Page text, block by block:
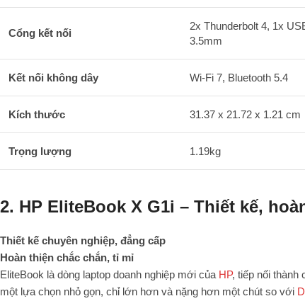
Cổng kết nối
2x Thunderbolt 4, 1x
3.5mm
Kết nối không dây Wi-Fi 7, Bluetooth 5.4
Kích thước 31.37 x 21.72 x 1.21 cm
Trọng lượng 1.19kg
2. HP EliteBook X G1i – Thiết kế,
Thiết kế chuyên nghiệp, đẳng cấp
Hoàn thiện chắc chắn, tỉ mỉ
EliteBook là dòng laptop doanh nghiệp mới của HP, tiếp nối thành
một lựa chọn nhỏ gọn, chỉ lớn hơn và nặng hơn một chút so với